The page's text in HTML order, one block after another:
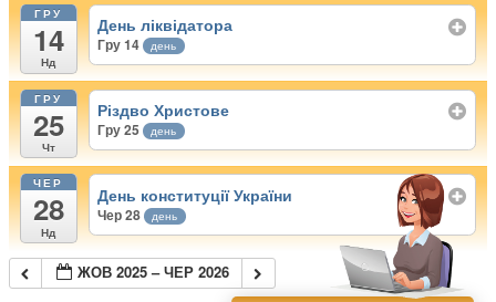
ГРУ
14
Нд
День ліквідатора
Гру 14 день
ГРУ
25
Чт
Різдво Христове
Гру 25 день
ЧЕР
28
Нд
День конституції України
Чер 28 день
ЖОВ 2025 – ЧЕР 2026